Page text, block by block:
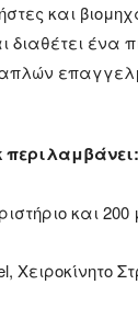
και
διαθέτει
περιλαμβάνει:
και
Χειροκίνητο